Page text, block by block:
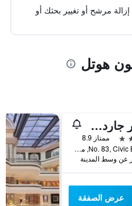
مرشح أو تغيير بحثك أو
هوتل
ميرامار جاردن تابييه
ممتاز 8.9
No. 83, Civic Boulevard, مدينة تايبيه, تايوان
عرض الصفقة